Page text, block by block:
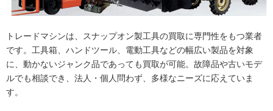
トレードマシンは、スナップオン製工具の買取に専門性をもつ業者
です。工具箱、ハンドツール、電動工具などの幅広い製品を対象
に、動かないジャンク品であっても買取が可能。故障品や古いモデ
ルでも相談でき、法人・個人問わず、多様なニーズに応えていま
す。